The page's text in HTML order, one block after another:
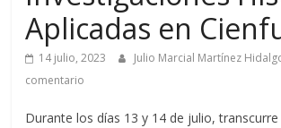
Aplicadas en
14 julio, 2023 Julio Marcial Martínez
comentario
Durante los días 13 y 14 de julio,